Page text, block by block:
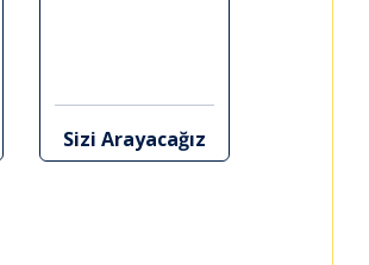
Sizi Arayacağız